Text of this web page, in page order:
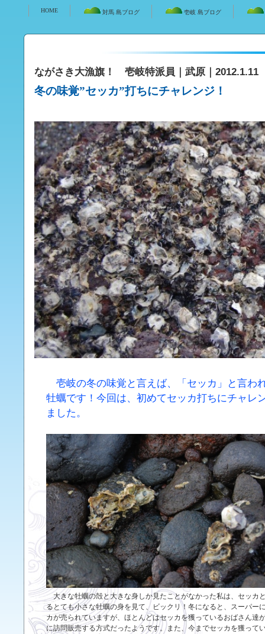
HOME 対馬 島ブログ 壱岐 島ブログ
ながさき大漁旗！ 壱岐特派員｜武原｜2012.1.11
冬の味覚”セッカ”打ちにチャレンジ！
壱岐の冬の味覚と言えば、「セッカ」と言わ
牡蠣です！今回は、初めてセッカ打ちにチャレ
ました。
大きな牡蠣の殻と大きな身しか見たことがなかった私は、セッカ
るとても小さな牡蠣の身を見て、ビックリ！冬になると、スーパー
カが売られていますが、ほとんどはセッカを獲っているおばさん達
に訪問販売する方式だったようです。また、今までセッカを獲って